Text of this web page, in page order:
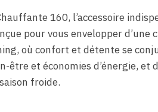
160, l’accessoire
pour vous envelopper d’une
où confort et détente se
et économies d’énergie, et
froide.